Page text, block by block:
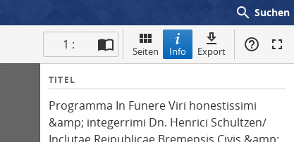
search Suchen
1 : Seiten Info Export
I
f
o
TITEL
Programma In Funere Viri honestissimi
&amp; integerrimi Dn. Henrici Schultzen/